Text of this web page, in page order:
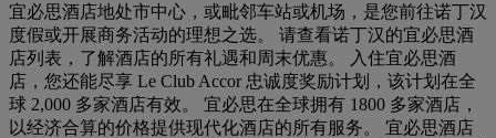
宜必思酒店地处市中心，或毗邻车站或机场，是您前往诺丁汉
度假或开展商务活动的理想之选。 请查看诺丁汉的宜必思酒
店列表，了解酒店的所有礼遇和周末优惠。 入住宜必思酒
店，您还能尽享 Le Club Accor 忠诚度奖励计划，该计划在全
球 2,000 多家酒店有效。 宜必思在全球拥有 1800 多家酒店，
以经济合算的价格提供现代化酒店的所有服务。 宜必思酒店